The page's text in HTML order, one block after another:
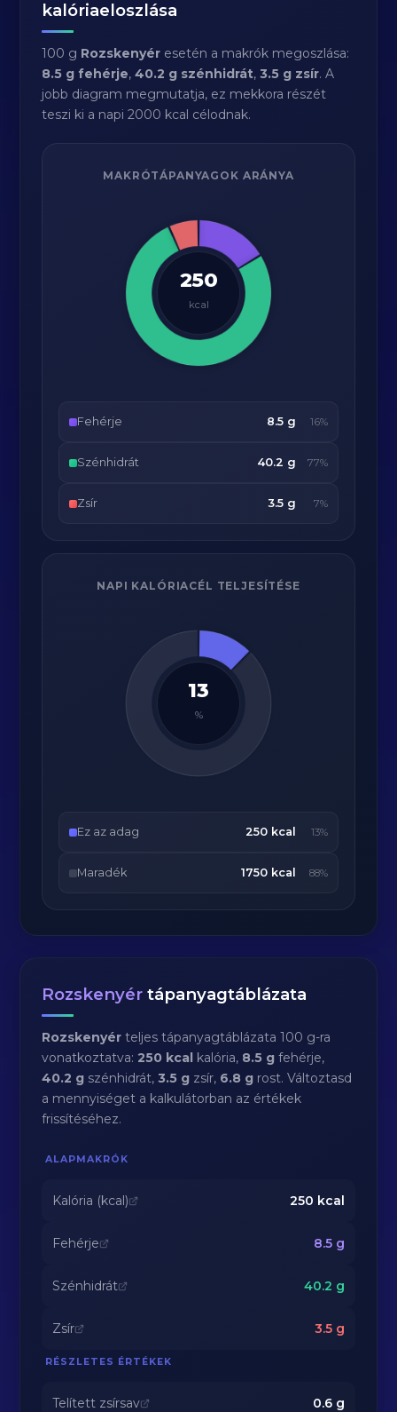
kalóriaeloszlása
100 g Rozskenyér esetén a makrók megoszlása:
8.5 g fehérje,40.2 g szénhidrát,3.5 g zsír. A
jobb diagram megmutatja, ez mekkora részét
teszi ki a napi 2000 kcal célodnak.
MAKRÓTÁPANYAGOK ARÁNYA
250
kcal
Fehérje 8.5 g 16%
Szénhidrát 40.2 g 77%
Zsír 3.5 g 7%
NAPI KALÓRIACÉL TELJESÍTÉSE
13
%
Ez az adag 250 kcal 13%
Maradék 1750 kcal 88%
Rozskenyér tápanyagtáblázata
Rozskenyér teljes tápanyagtáblázata 100 g-ra
vonatkoztatva:250 kcal kalória, 8.5 g fehérje,
40.2 g szénhidrát,3.5 g zsír, 6.8 g rost. Változtasd
a mennyiséget a kalkulátorban az értékek
frissítéséhez.
ALAPMAKRÓK
Kalória (kcal) 250 kcal
Fehérje 8.5g
Szénhidrát 40.2 g
Zsír 3.5g
RÉSZLETES ÉRTÉKEK
Telített zsírsav 0.6g